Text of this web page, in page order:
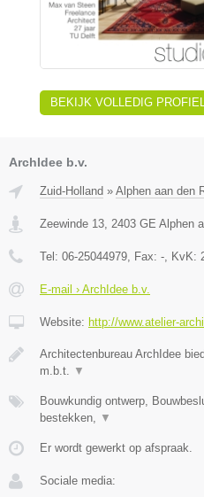
BEKIJK VOLLEDIG
ArchIdee b.v.
Zuid-Holland » Alphen aan den
Zeewinde 13, 2403 GE Alphen
Tel: 06-25044979, Fax: -, KvK:
E-mail › ArchIdee b.v.
Website: http://www.atelier-
Architectenbureau ArchIdee
m.b.t. ▼
Bouwkundig ontwerp,
bestekken, ▼
Er wordt gewerkt op afspraak.
Sociale media: